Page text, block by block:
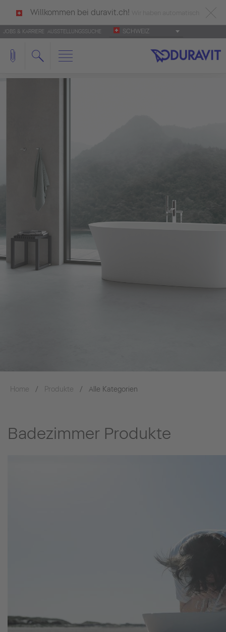
Willkommen bei duravit.ch!
deutsch als Ihre Sprache erkannt.
Français Italiano
JOBS & KARRIERE AUSSTELLUNGSSUCHE SCHWEIZ
Home Produkte Alle Kategorien
Badezimmer Produkte